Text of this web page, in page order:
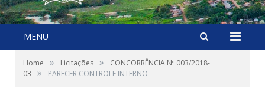
MENU
Home » Licitações »
CONCORRÊNCIA Nº 003/2018-
03
» PARECER CONTROLE INTERNO